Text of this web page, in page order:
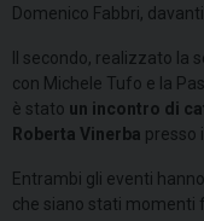
Domenico Fabbri,
Il secondo, realizzato la
con Michele Tufo e la
è stato un incontro di
Roberta Vinerba presso
Entrambi gli eventi
che siano stati momenti